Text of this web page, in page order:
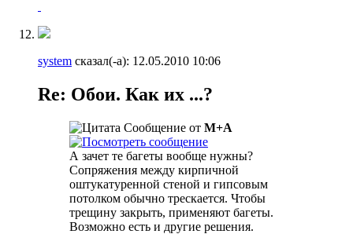
system сказал(-а): 12.05.2010 10:06
Re: Обои. Как их ...?
Сообщение от М+А
А зачет те багеты вообще нужны?
Сопряжения между кирпичной
оштукатуренной стеной и гипсовым
потолком обычно трескается. Чтобы
трещину закрыть, применяют багеты.
Возможно есть и другие решения.